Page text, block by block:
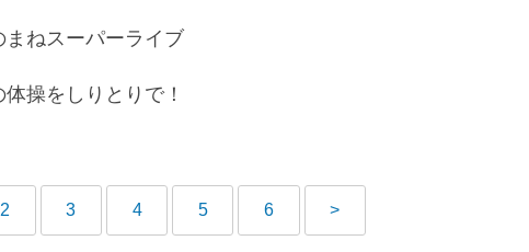
まねスーパーライブ
体操をしりとりで！
2 3 4 5 6 >